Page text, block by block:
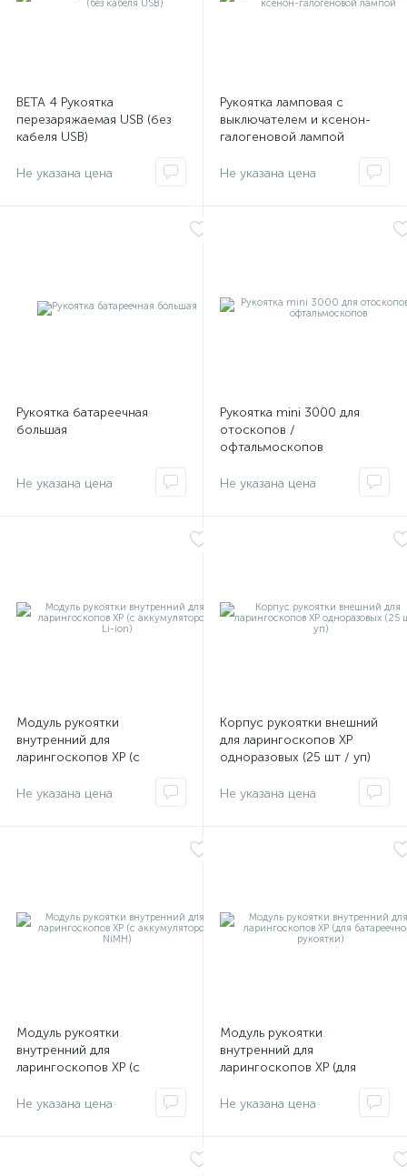
ВЕТА 4 Рукоятка
перезаряжаемая USB (без
кабеля USB)
Рукоятка ламповая с
выключателем и ксенон-
галогеновой лампой
Рукоятка батареечная
большая
Рукоятка mini 3000 для
отоскопов /
офтальмоскопов
Модуль рукоятки
внутренний для
ларингоскопов XP (с
Корпус рукоятки внешний
для ларингоскопов XP
одноразовых (25 шт / уп)
Модуль рукоятки
внутренний для
ларингоскопов XP (с
Модуль рукоятки
внутренний для
ларингоскопов XP (для